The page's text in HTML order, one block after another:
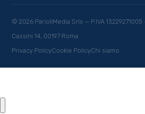
© 2026 ParioliMedia Srls — P.IVA
Cassini 14, 00197 Roma
Privacy PolicyCookie PolicyChi siamo